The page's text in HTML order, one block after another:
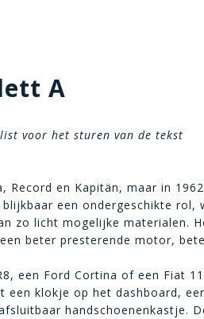
A
voor het sturen van de tekst
Record en Kapitän, maar in
een ondergeschikte
zo licht mogelijke materialen.
beter presterende motor,
een Ford Cortina of een Fiat
klokje op het dashboard,
handschoenenkastje.